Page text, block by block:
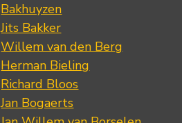
Bakhuyzen
Jits Bakker
Willem van den Berg
Herman Bieling
Richard Bloos
Jan Bogaerts